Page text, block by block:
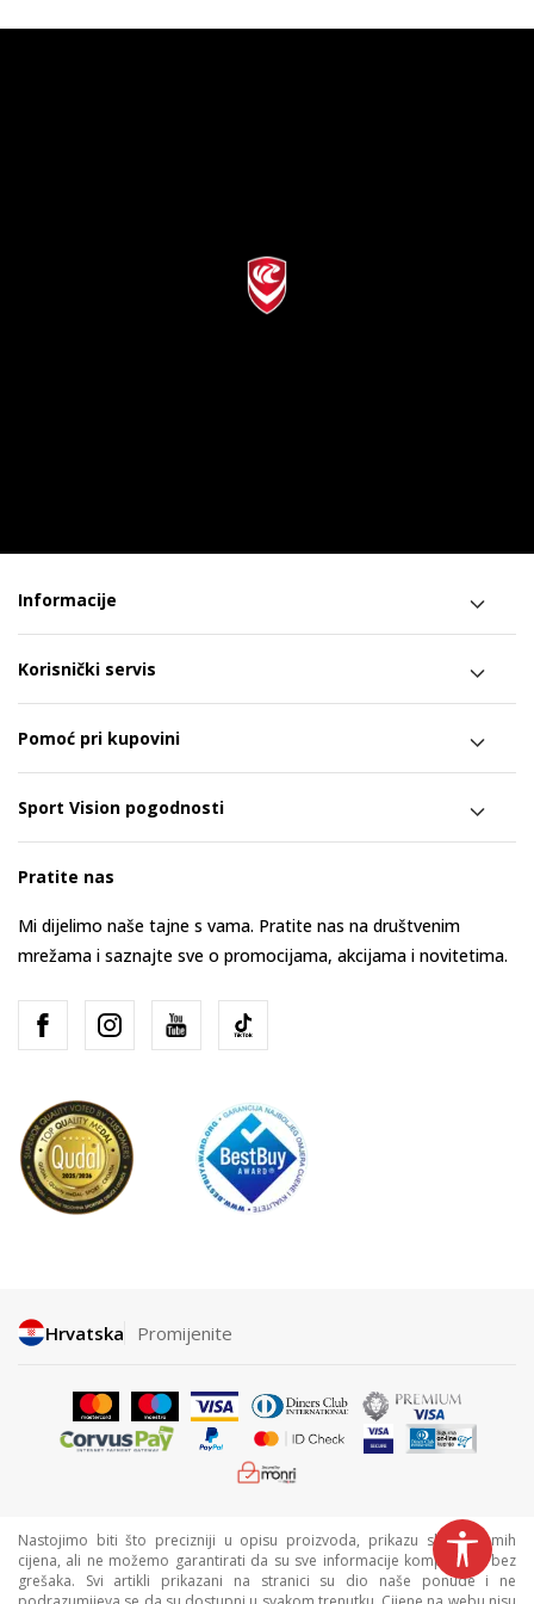
Informacije
Korisnički servis
Pomoć pri kupovini
Sport Vision pogodnosti
Pratite nas
Mi dijelimo naše tajne s vama. Pratite nas na društvenim
mrežama i saznajte sve o promocijama, akcijama i novitetima.
Hrvatska Promijenite
Nastojimo biti što precizniji u opisu proizvoda, prikazu slika i samih
cijena, ali ne možemo garantirati da su sve informacije kompletne i bez
grešaka. Svi artikli prikazani na stranici su dio naše ponude i ne